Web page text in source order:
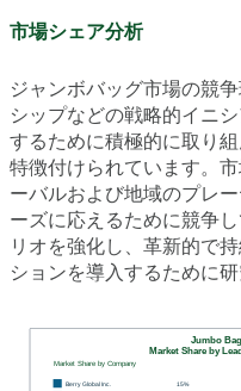
市場シェア分析
ジャンボバッグ市場の競
シップなどの戦略的イニ
するために積極的に取り
特徴付けられています。
ーバルおよび地域のプレ
ーズに応えるために競争
リオを強化し、革新的で
ションを導入するために